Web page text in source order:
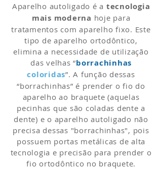
Aparelho autoligado é a tecnologia
mais moderna hoje para
tratamentos com aparelho fixo. Este
tipo de aparelho ortodôntico,
elimina a necessidade de utilização
das velhas “borrachinhas
coloridas”. A função dessas
“borrachinhas” é prender o fio do
aparelho ao braquete (aquelas
pecinhas que são coladas dente a
dente) e o aparelho autoligado não
precisa dessas "borrachinhas", pois
possuem portas metálicas de alta
tecnologia e precisão para prender o
fio ortodôntico no braquete.